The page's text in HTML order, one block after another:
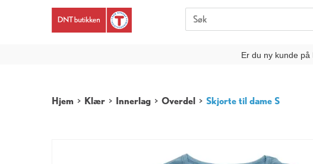
Er du ny kunde
Hjem > Klær > Innerlag > Overdel > Skjorte til dame S